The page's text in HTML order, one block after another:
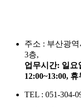
주소 : 부산광
3층,
업무시간: 일요
12:00~13:00,
TEL : 051-304-